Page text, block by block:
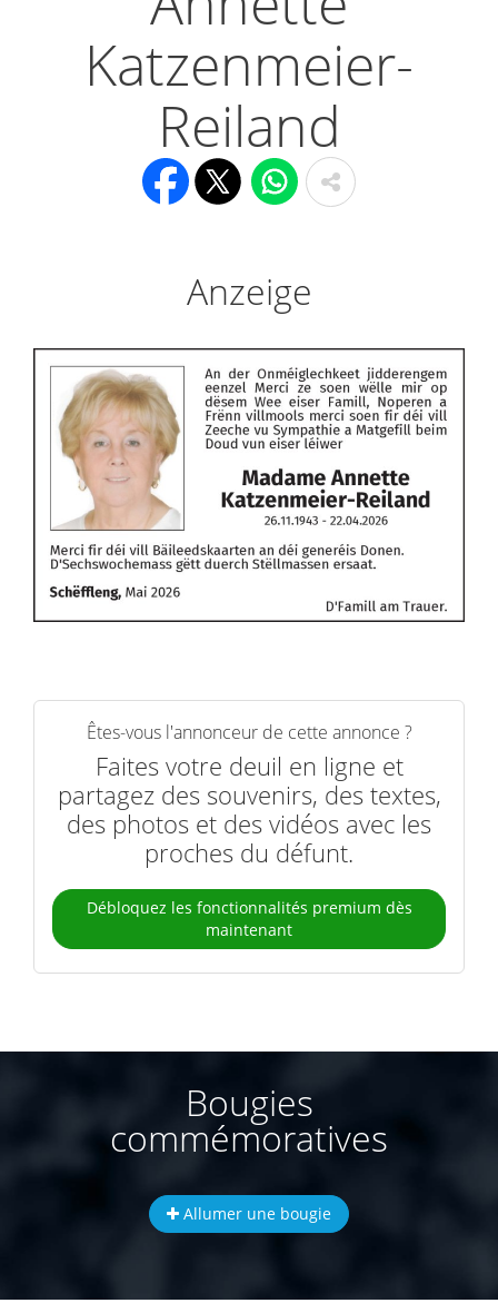
Katzenmeier-
Reiland
Anzeige
Êtes-vous l'annonceur de cette annonce ?
Faites votre deuil en ligne et
partagez des souvenirs, des textes,
des photos et des vidéos avec les
proches du défunt.
Débloquez les fonctionnalités premium dès
maintenant
Bougies
commémoratives
Allumer une bougie